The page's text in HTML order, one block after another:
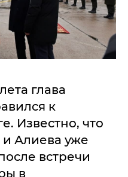
глава
к
Известно, что
и Алиева уже
встречи
в